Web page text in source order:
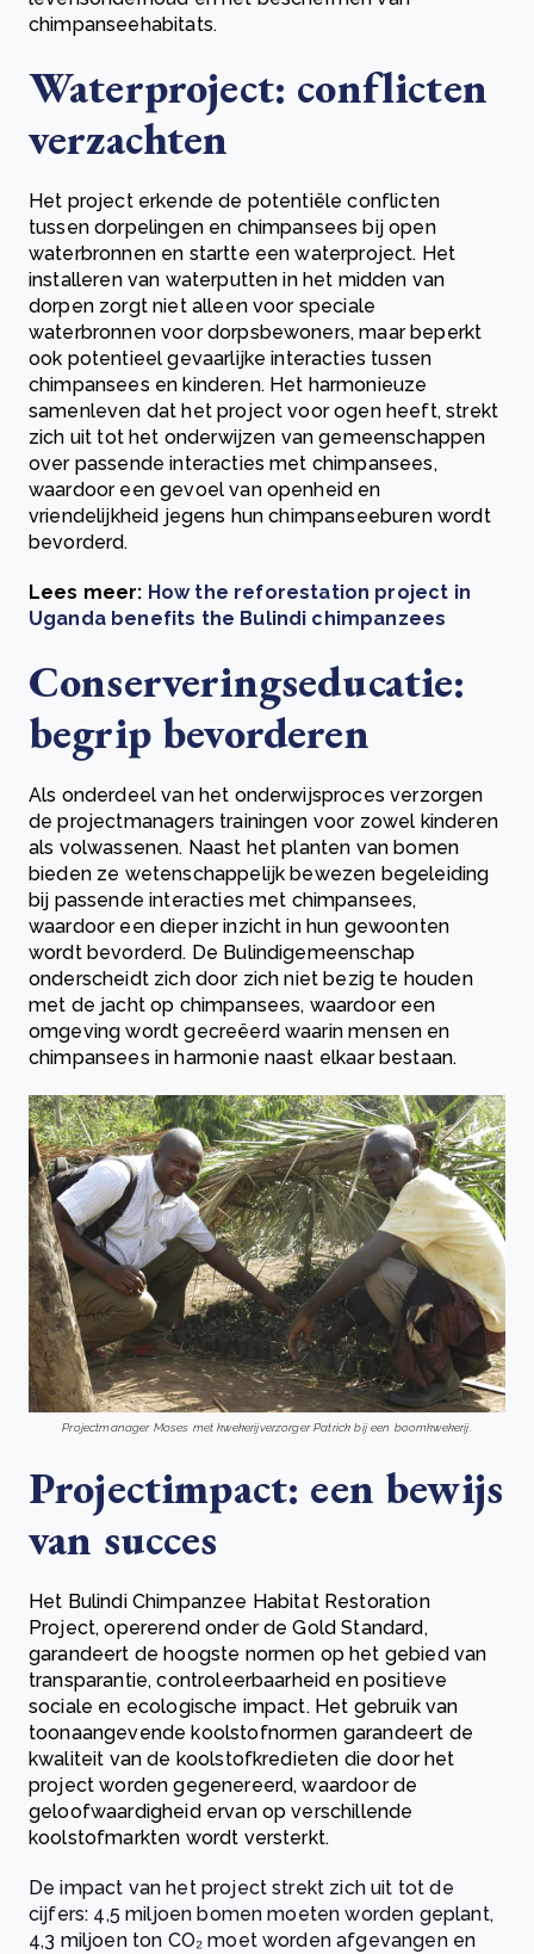
chimpanseehabitats.
Waterproject: conflicten
verzachten
Het project erkende de potentiële conflicten
tussen dorpelingen en chimpansees bij open
waterbronnen en startte een waterproject. Het
installeren van waterputten in het midden van
dorpen zorgt niet alleen voor speciale
waterbronnen voor dorpsbewoners, maar beperkt
ook potentieel gevaarlijke interacties tussen
chimpansees en kinderen. Het harmonieuze
samenleven dat het project voor ogen heeft, strekt
zich uit tot het onderwijzen van gemeenschappen
over passende interacties met chimpansees,
waardoor een gevoel van openheid en
vriendelijkheid jegens hun chimpanseeburen wordt
bevorderd.
Lees meer: How the reforestation project in
Uganda benefits the Bulindi chimpanzees
Conserveringseducatie:
begrip bevorderen
Als onderdeel van het onderwijsproces verzorgen
de projectmanagers trainingen voor zowel kinderen
als volwassenen. Naast het planten van bomen
bieden ze wetenschappelijk bewezen begeleiding
bij passende interacties met chimpansees,
waardoor een dieper inzicht in hun gewoonten
wordt bevorderd. De Bulindigemeenschap
onderscheidt zich door zich niet bezig te houden
met de jacht op chimpansees, waardoor een
omgeving wordt gecreëerd waarin mensen en
chimpansees in harmonie naast elkaar bestaan.
Projectmanager Moses met kwekerijverzorger Patrick bij een boomkwekerij.
Projectimpact: een bewijs
van succes
Het Bulindi Chimpanzee Habitat Restoration
Project, opererend onder de Gold Standard,
garandeert de hoogste normen op het gebied van
transparantie, controleerbaarheid en positieve
sociale en ecologische impact. Het gebruik van
toonaangevende koolstofnormen garandeert de
kwaliteit van de koolstofkredieten die door het
project worden gegenereerd, waardoor de
geloofwaardigheid ervan op verschillende
koolstofmarkten wordt versterkt.
De impact van het project strekt zich uit tot de
cijfers: 4,5 miljoen bomen moeten worden geplant,
4,3 miljoen ton CO₂ moet worden afgevangen en